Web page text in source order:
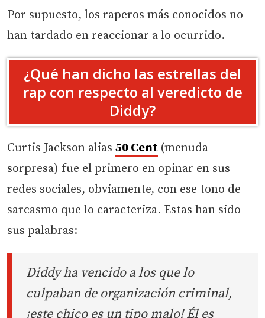
Por supuesto, los raperos más conocidos no
han tardado en reaccionar a lo ocurrido.
¿Qué han dicho las estrellas del
rap con respecto al veredicto de
Diddy?
Curtis Jackson alias 50 Cent (menuda
sorpresa) fue el primero en opinar en sus
redes sociales, obviamente, con ese tono de
sarcasmo que lo caracteriza. Estas han sido
sus palabras:
Diddy ha vencido a los que lo
culpaban de organización criminal,
¡este chico es un tipo malo! Él es